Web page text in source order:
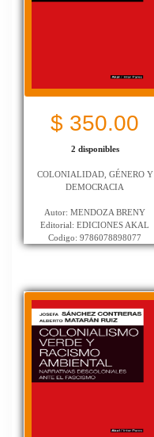
$ 350.00
2 disponibles
COLONIALIDAD, GÉNERO Y
DEMOCRACIA
Autor: MENDOZA BRENY
Editorial: EDICIONES AKAL
Codigo: 9786078898077